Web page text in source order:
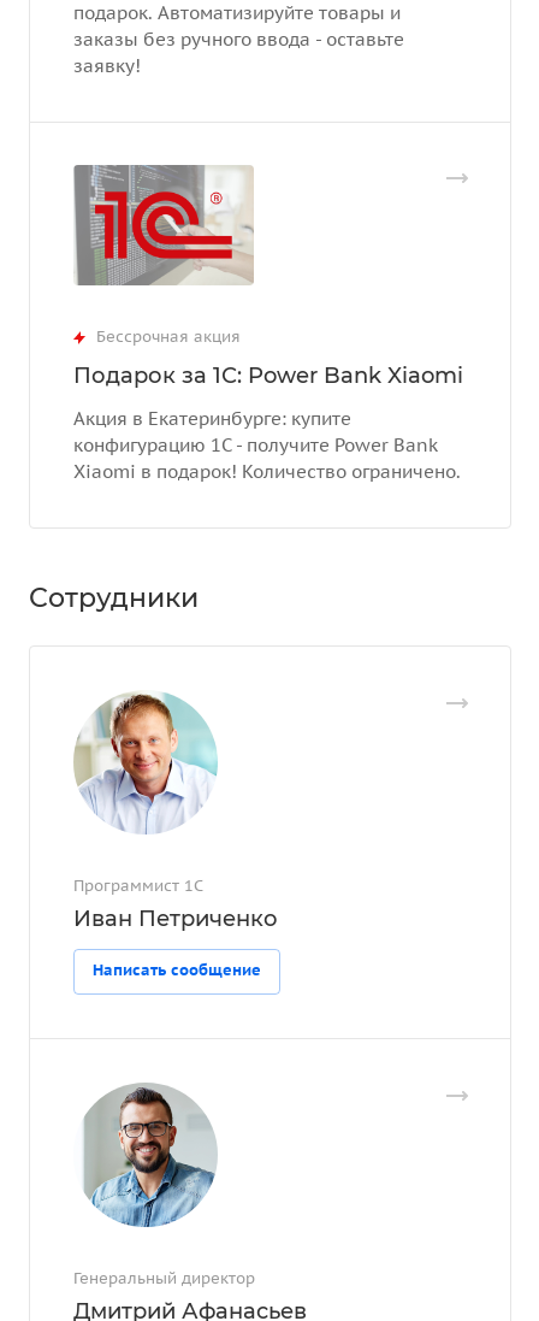
подарок. Автоматизируйте товары и
заказы без ручного ввода - оставьте
заявку!
Бессрочная акция
Подарок за 1С: Power Bank Xiaomi
Акция в Екатеринбурге: купите
конфигурацию 1С - получите Power Bank
Xiaomi в подарок! Количество ограничено.
Сотрудники
Программист 1С
Иван Петриченко
Написать сообщение
Генеральный директор
Дмитрий Афанасьев